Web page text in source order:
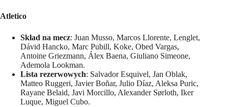
Atletico
Skład na mecz: Juan Musso, Marcos Llorente, Lenglet,
Dávid Hancko, Marc Pubill, Koke, Obed Vargas,
Antoine Griezmann, Álex Baena, Giuliano Simeone,
Ademola Lookman.
Lista rezerwowych: Salvador Esquivel, Jan Oblak,
Matteo Ruggeri, Javier Boñar, Julio Díaz, Aleksa Puric,
Rayane Belaid, Javi Morcillo, Alexander Sørloth, Iker
Luque, Miguel Cubo.